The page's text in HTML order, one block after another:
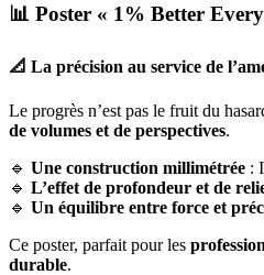
📊 Poster « 1% Better
📐 La précision au service de
Le progrès n’est pas le fruit du
de volumes et de perspectives.
🔹 Une construction millimétrée :
🔹 L’effet de profondeur et de
🔹 Un équilibre entre force et
Ce poster, parfait pour les
durable.